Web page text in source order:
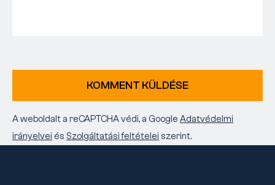
KOMMENT KÜLDÉSE
A weboldalt a reCAPTCHA védi, a Google Adatvédelmi
irányelvei és Szolgáltatási feltételei szerint.